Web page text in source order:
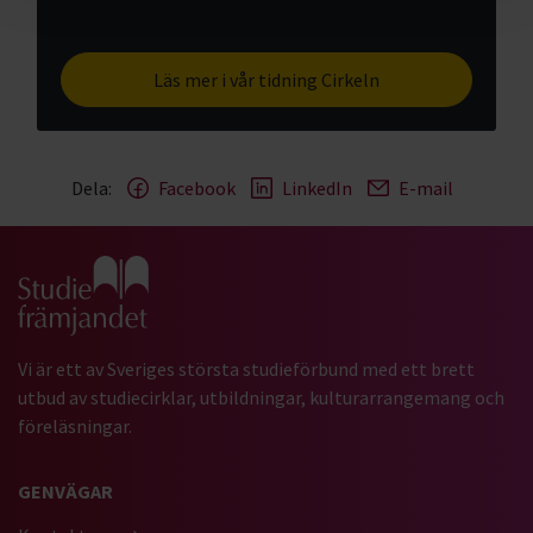
Läs mer i vår tidning Cirkeln
Dela: Facebook LinkedIn E-mail
Gå till studiefrämjandets startsida
Vi är ett av Sveriges största studieförbund med ett brett
utbud av studiecirklar, utbildningar, kulturarrangemang och
föreläsningar.
GENVÄGAR